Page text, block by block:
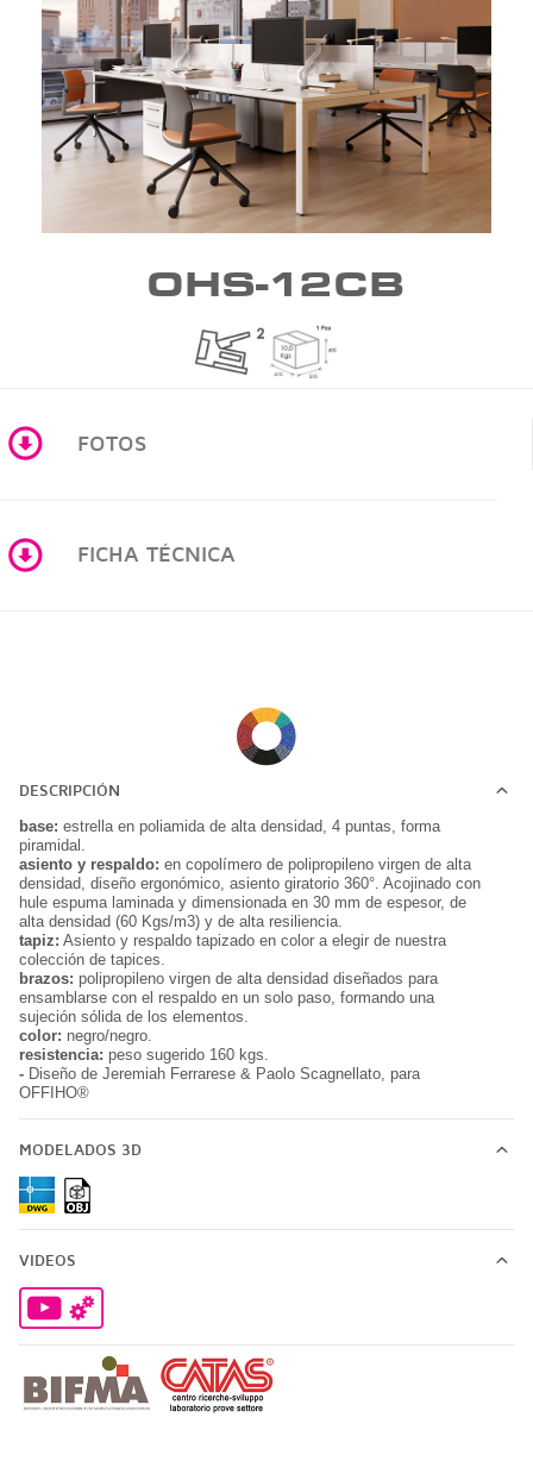
OHS-12CB
FOTOS
FICHA TÉCNICA
DESCRIPCIÓN
base: estrella en poliamida de alta densidad, 4 puntas, forma
piramidal.
asiento y respaldo: en copolímero de polipropileno virgen de alta
densidad, diseño ergonómico, asiento giratorio 360°. Acojinado con
hule espuma laminada y dimensionada en 30 mm de espesor, de
alta densidad (60 Kgs/m3) y de alta resiliencia.
tapiz: Asiento y respaldo tapizado en color a elegir de nuestra
colección de tapices.
brazos: polipropileno virgen de alta densidad diseñados para
ensamblarse con el respaldo en un solo paso, formando una
sujeción sólida de los elementos.
color: negro/negro.
resistencia: peso sugerido 160 kgs.
- Diseño de Jeremiah Ferrarese & Paolo Scagnellato, para
OFFIHO®️
MODELADOS 3D
VIDEOS